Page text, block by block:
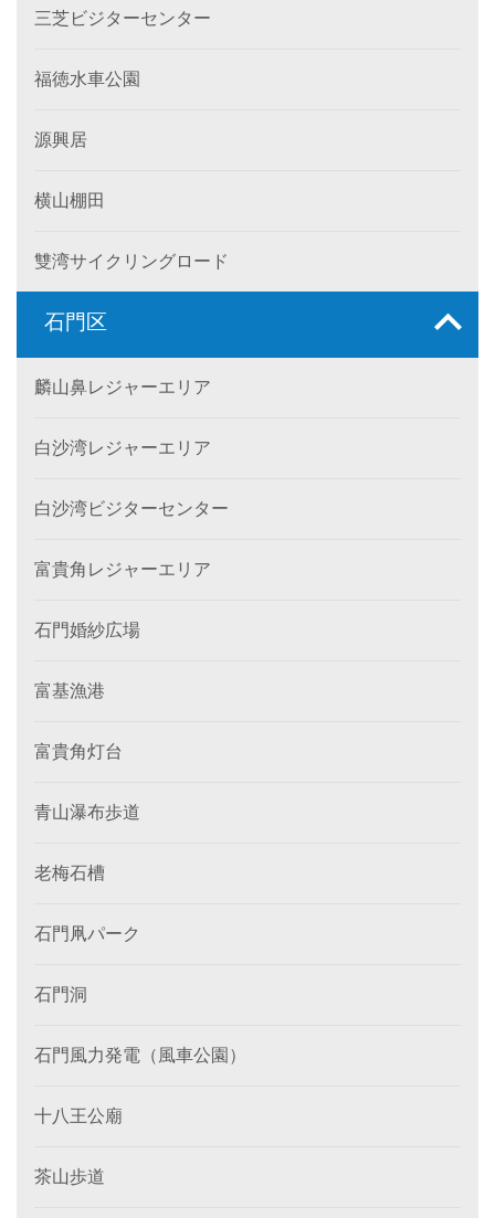
三芝ビジターセンター
福徳水車公園
源興居
横山棚田
雙湾サイクリングロード
石門区
麟山鼻レジャーエリア
白沙湾レジャーエリア
白沙湾ビジターセンター
富貴角レジャーエリア
石門婚紗広場
富基漁港
富貴角灯台
青山瀑布歩道
老梅石槽
石門凧パーク
石門洞
石門風力発電（風車公園）
十八王公廟
茶山歩道